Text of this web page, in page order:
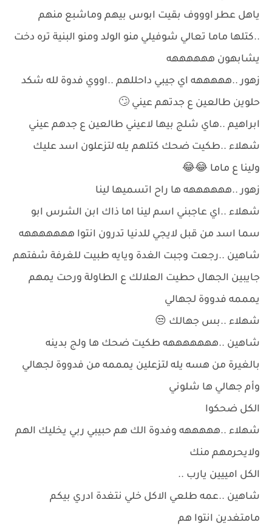
ياهل عطر اوووف بقيت ابوس بيهم وماشبع منهم
..كتلها ماما تعالي شوفيلي منو الولد ومنو البنية تره دخت
يشابهون ههههههه
زهور ..هههههه اي جيبي داحللهم ..اووي فدوة لله شكد
حلوين طالعين ع جدتهم عيني 🙄
ابراهيم ..هاي شلج بيها لاعيني طالعين ع جدهم عيني
شهلاء ..طكيت ضحك كتلهم يله لتزعلون اسد عليك
ولينا ع ماما 😂😂
زهور ..ههههههه ها راح اتسميها لينا
شهلاء ..اي عاجبني اسم لينا اما ذاك ابن الشرس ابو
سما اسد من قبل لايجي للدنيا تدرون انتوا هههههههه
شاهين ..رجعت وجبت الغدة ويايه طبيت للغرفة شفتهم
جايبين الجهال حطيت العلالك ع الطاولة ورحت يمهم
يمممه فدووة لجهالي
شهلاء ..بس جهالك 😒
شاهين ..هههههههه طكيت ضحك ها ولج بدينه
بالغيرة من هسه يله لتزعلين يمممه من فدووة لجهالي
وأم جهالي ها شلوني
الكل ضحكوا
شهلاء ..هههههه وفدوة الك هم حبيبي ربي يخليك الهم
ولايحرمهم منك
الكل امييين يارب ..
شاهين ..عمه طلعي الاكل خلي نتغدة ادري بيكم
مامتغدين انتوا هم